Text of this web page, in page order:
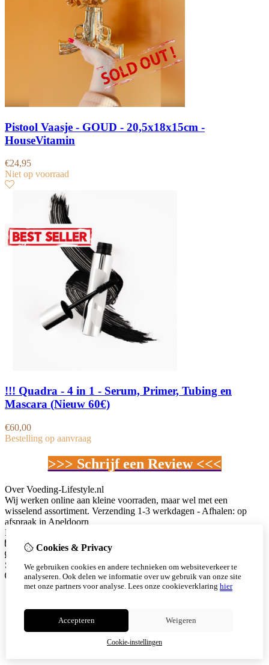
Pistool Vaasje - GOUD - 20,5x18x15cm -
HouseVitamin
€24,95
Niet op voorraad
!!! Quadra - 4 in 1 - Serum, Primer, Tubing en
Mascara (Nieuw 60€)
€60,00
Bestelling op aanvraag
>>> Schrijf een Review <<<
Over Voeding-Lifestyle.nl
Wij werken online aan kleine voorraden, maar wel met een
wisselend assortiment. Verzending 1-3 werkdagen - Afhalen: op
afspraak in Apeldoorn
Neem contact met ons op
info@voeding-lifestyle.nl
Whatsapp+31 614044847
Social Media
Informatie
Herbalife
Member aanmelding
Cookies & Privacy
We gebruiken cookies en andere technieken om websiteverkeer te
analyseren. Ook delen we informatie over uw gebruik van onze site
met onze partners voor analyse. Lees onze cookieverklaring hier
Accepteren Weigeren
Cookie-instellingen